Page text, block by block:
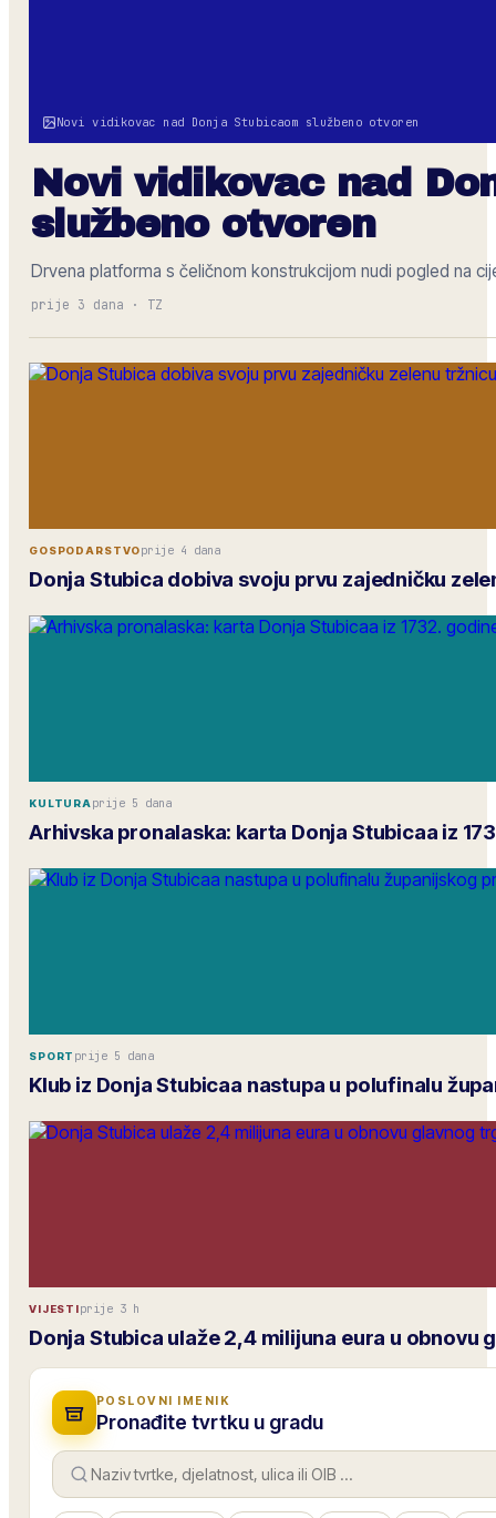
Novi vidikovac nad Donja Stubicaom službeno otvoren
Novi vidikovac nad
službeno otvoren
Drvena platforma s čeličnom konstrukcijom nudi pogled na
prije 3 dana · TZ
GOSPODARSTVOprije 4 dana
Donja Stubica dobiva svoju prvu zajedničku
KULTURA prije 5 dana
Arhivska pronalaska: karta Donja Stubicaa iz
SPORT prije 5 dana
Klub iz Donja Stubicaa nastupa u polufinalu
VIJESTIprije 3 h
Donja Stubica ulaže 2,4 milijuna eura u obnovu
POSLOVNI IMENIK
Pronađite tvrtku u gradu